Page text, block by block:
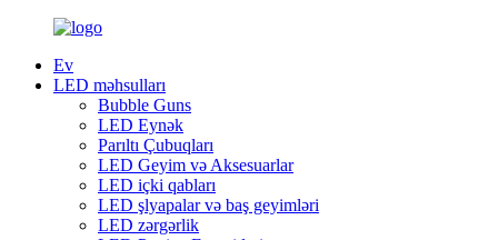
Ev
LED məhsulları
Bubble Guns
LED Eynək
Parıltı Çubuqları
LED Geyim və Aksesuarlar
LED içki qabları
LED şlyapalar və baş geyimləri
LED zərgərlik